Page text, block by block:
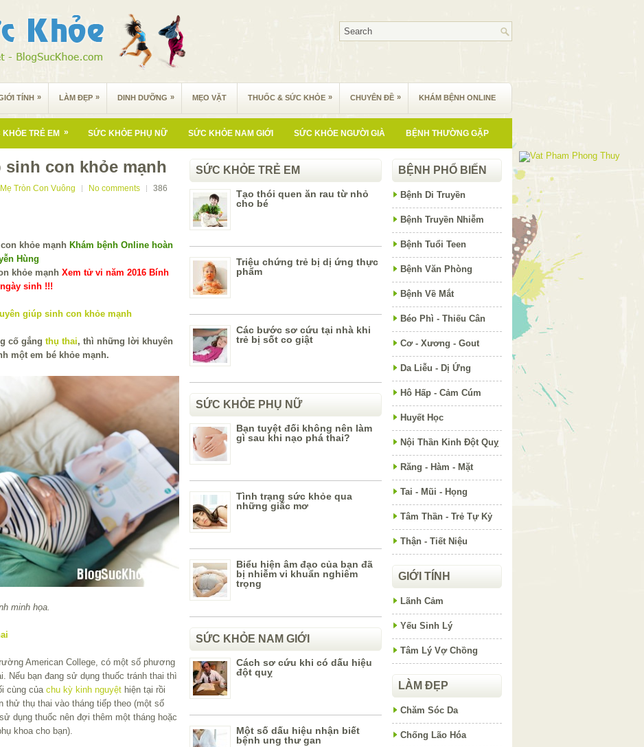
TÍNH » LÀM ĐẸP » DINH DƯỠNG » MẸO VẶT THUỐC & SỨC KHỎE » CHUYÊN ĐỀ » KHÁM BỆNH ONLINE
KHỎE TRẺ EM » SỨC KHỎE PHỤ NỮ SỨC KHỎE NAM GIỚI SỨC KHỎE NGƯỜI GIÀ BỆNH THƯỜNG GẶP
con khỏe mạnh
Mẹ Tròn Con Vuông No comments
386
Khám bệnh Online hoàn
Hùng
Xem tử vi năm 2016 Bính
sinh !!!
cố gắng thụ thai, thì những lời khuyên
một em bé khỏe mạnh.
minh họa.
American College, có một số phương
Nếu bạn đang sử dụng thuốc tránh thai thì
cùng của chu kỳ kinh nguyệt hiện tại rồi
thử thụ thai vào tháng tiếp theo (một số
dụng thuốc nên đợi thêm một tháng hoặc
khoa cho bạn).
SỨC KHỎE TRẺ EM
Tạo thói quen ăn rau từ nhỏ
cho bé
Triệu chứng trẻ bị dị ứng thực
phẩm
Các bước sơ cứu tại nhà khi
trẻ bị sốt co giật
SỨC KHỎE PHỤ NỮ
Bạn tuyệt đối không nên làm
gì sau khi nạo phá thai?
Tình trạng sức khỏe qua
những giấc mơ
Biểu hiện âm đạo của bạn đã
bị nhiễm vi khuẩn nghiêm
trọng
SỨC KHỎE NAM GIỚI
Cách sơ cứu khi có dấu hiệu
đột quỵ
Một số dấu hiệu nhận biết
bệnh ung thư gan
BỆNH PHỔ BIẾN
Bệnh Di Truyền
Bệnh Truyền Nhiễm
Bệnh Tuổi Teen
Bệnh Văn Phòng
Bệnh Về Mắt
Béo Phì - Thiếu Cân
Cơ - Xương - Gout
Da Liễu - Dị Ứng
Hô Hấp - Cảm Cúm
Huyết Học
Nội Thần Kinh Đột Quỵ
Răng - Hàm - Mặt
Tai - Mũi - Họng
Tâm Thần - Trẻ Tự Kỷ
Thận - Tiết Niệu
GIỚI TÍNH
Lãnh Cảm
Yếu Sinh Lý
Tâm Lý Vợ Chồng
LÀM ĐẸP
Chăm Sóc Da
Chống Lão Hóa